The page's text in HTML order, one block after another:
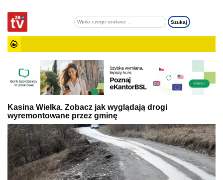
Kasina Wielka. Zobacz jak wyglądają drogi
wyremontowane przez gminę